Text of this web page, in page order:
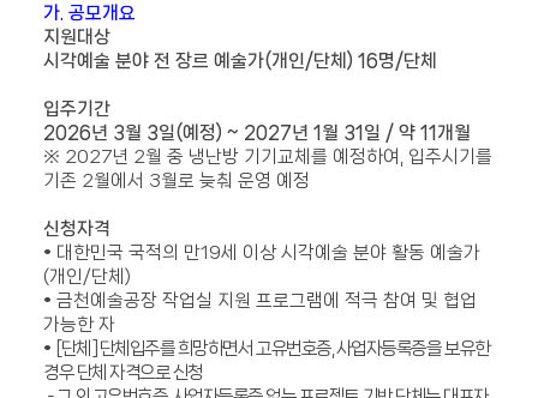
가. 공모개요
지원대상
시각예술 분야 전 장르 예술가(개인/단체) 16명/단체
입주기간
2026년 3월 3일(예정) ~ 2027년 1 월 31일 / 약 11 개월
※ 2027년 2월 중 냉난방 기기교체를 예정하여, 입주시기를
기존 2월에서 3월로 늦춰 운영 예정
신청자격
• 대한민국 국적의 만19세 이상 시각예술 분야 활동 예술가
(개인/단체 )
• 금천예술공장 작업실 지원 프로그램에 적극 참여 및 협업
가능한 자
•
[단체
] 단체입주를 희망하면서 고유번호증, 사업자등록증을 보유한
경우 단체 자격으로 신청